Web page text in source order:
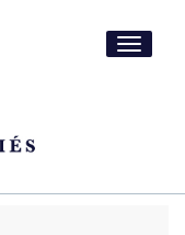
Toggle